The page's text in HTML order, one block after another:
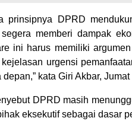
prinsipnya DPRD
memberi dampak
ini harus memiliki
kejelasan urgensi
depan,” kata Giri Akbar,
DPRD masih
eksekutif sebagai dasar